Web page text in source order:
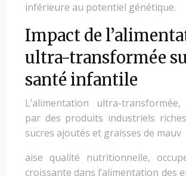
inférieure au potentiel génétique.
Impact de
ultra-transformée
santé infantile
L’alimentation ultra-transformée,
par des produits industriels
sucres ajoutés et graisses de mauv
aise qualité nutritionnelle,
croissante dans l’alimentation des